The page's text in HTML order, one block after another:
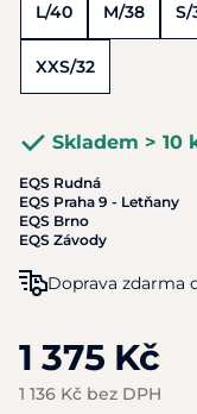
L/40 M/38 S/
XXS/32
Skladem > 10
EQS Rudná
EQS Praha 9 - Letňany
EQS Brno
EQS Závody
Doprava zdarma
1 375 Kč
1 136 Kč bez DPH